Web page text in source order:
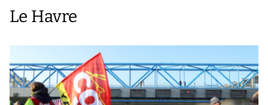
Le Havre